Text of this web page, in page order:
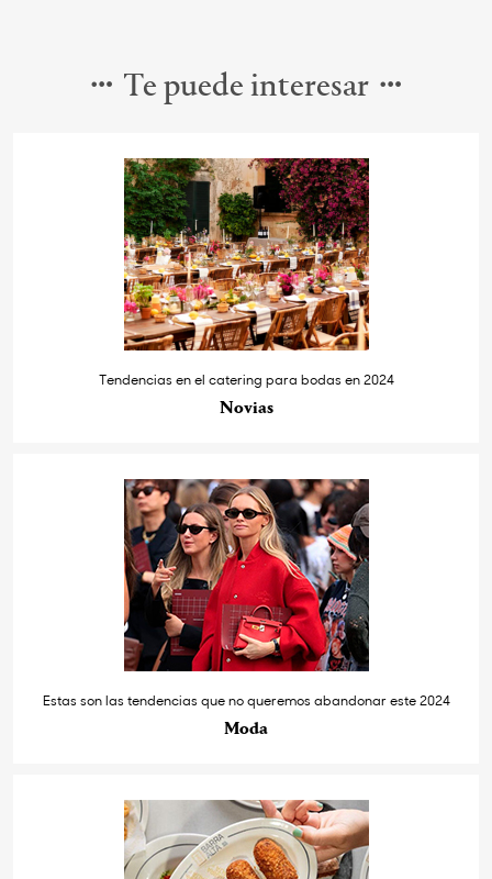
Te puede interesar
Tendencias en el catering para bodas en 2024
Novias
Estas son las tendencias que no queremos abandonar este 2024
Moda